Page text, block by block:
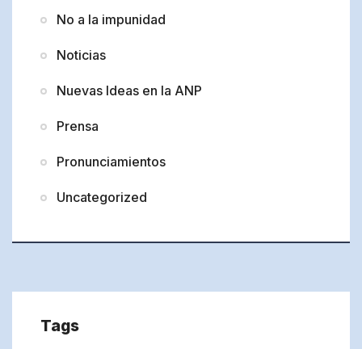
No a la impunidad
Noticias
Nuevas Ideas en la ANP
Prensa
Pronunciamientos
Uncategorized
Tags